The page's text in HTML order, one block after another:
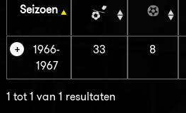
Seizoen
1966-
1967
33 8
1 tot 1 van 1 resultaten